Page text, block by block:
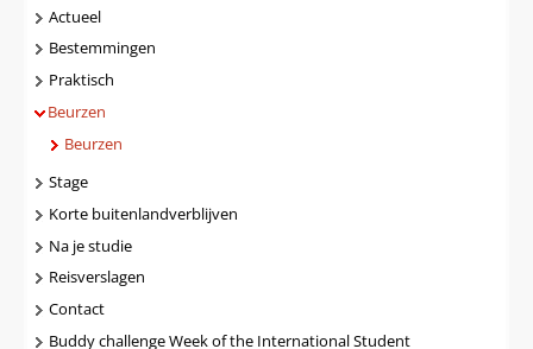
Navigatie
Actueel
Bestemmingen
Praktisch
Beurzen
Beurzen
Stage
Korte buitenlandverblijven
Na je studie
Reisverslagen
Contact
Buddy challenge Week of the International Student